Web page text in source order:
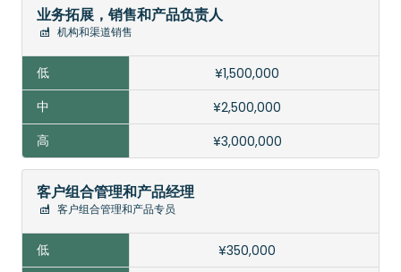
业务拓展，销售和产品负责人
机构和渠道销售
¥1,500,000
¥2,500,000
¥3,000,000
客户组合管理和产品经理
客户组合管理和产品专员
¥350,000